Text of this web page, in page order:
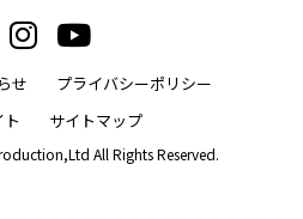
せ
プライバシーポリシー
サイトマップ
All Rights Reserved.